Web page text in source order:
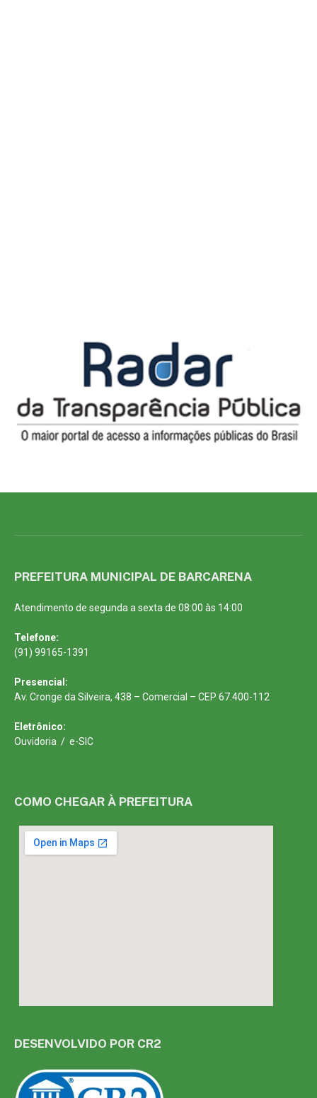
PREFEITURA MUNICIPAL DE BARCARENA
Atendimento de segunda a sexta de 08:00 às 14:00
Telefone:
(91) 99165-1391
Presencial:
Av. Cronge da Silveira, 438 – Comercial – CEP 67.400-112
Eletrônico:
Ouvidoria / e-SIC
COMO CHEGAR À PREFEITURA
DESENVOLVIDO POR CR2